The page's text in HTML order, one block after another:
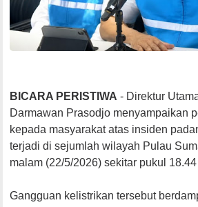
BICARA PERISTIWA - Direktur
Darmawan Prasodjo menyampaikan
kepada masyarakat atas insiden
terjadi di sejumlah wilayah Pulau
malam (22/5/2026) sekitar pukul 18.44
Gangguan kelistrikan tersebut